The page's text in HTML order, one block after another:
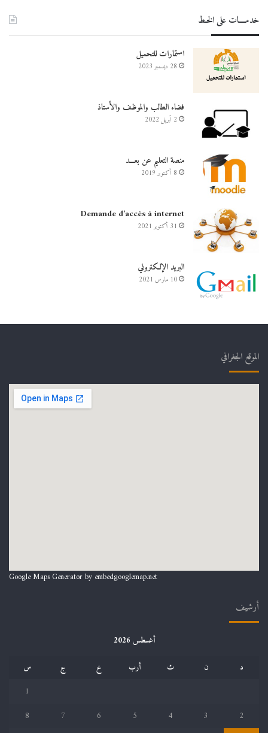
خدمــــات على الخـط
استمارات للتحميل
28 ديسمبر 2023
فضاء الطالب والموظف والأستاذ
2 أبريل 2022
منصة التعليم عن بعـــد
8 أكتوبر 2019
Demande d’accès à internet
31 أكتوبر 2021
البريد الإلكتروني
10 مارس 2021
الموقع الجغرافي
Google Maps Generator by embedgooglemap.net
أرشيف
أغسطس 2026
د
ن ث أرب خ ج
س
1
2
3
4
5
6
7
8